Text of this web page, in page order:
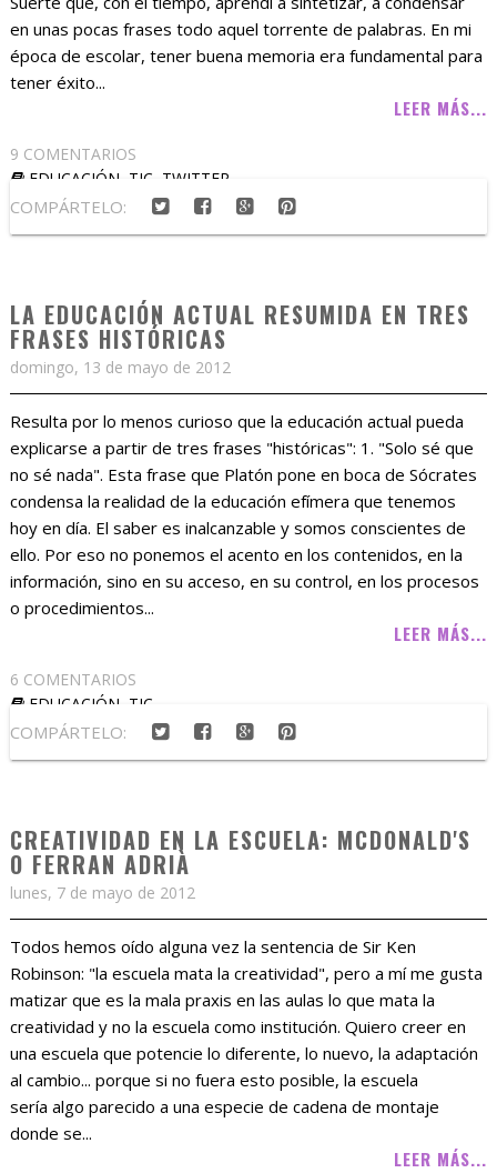
en unas pocas frases todo aquel torrente de palabras. En mi
época de escolar, tener buena memoria era fundamental para
tener éxito...
LEER MÁS...
9 COMENTARIOS
EDUCACIÓN TIC TWITTER
COMPÁRTELO:
LA EDUCACIÓN ACTUAL RESUMIDA EN TRES
FRASES HISTÓRICAS
domingo, 13 de mayo de 2012
Resulta por lo menos curioso que la educación actual pueda
explicarse a partir de tres frases "históricas": 1. "Solo sé que
no sé nada". Esta frase que Platón pone en boca de Sócrates
condensa la realidad de la educación efímera que tenemos
hoy en día. El saber es inalcanzable y somos conscientes de
ello. Por eso no ponemos el acento en los contenidos, en la
información, sino en su acceso, en su control, en los procesos
o procedimientos...
LEER MÁS...
6 COMENTARIOS
EDUCACIÓN TIC
COMPÁRTELO:
CREATIVIDAD EN LA ESCUELA: MCDONALD'S
O FERRAN ADRIÀ
lunes, 7 de mayo de 2012
Todos hemos oído alguna vez la sentencia de Sir Ken
Robinson: "la escuela mata la creatividad", pero a mí me gusta
matizar que es la mala praxis en las aulas lo que mata la
creatividad y no la escuela como institución. Quiero creer en
una escuela que potencie lo diferente, lo nuevo, la adaptación
al cambio... porque si no fuera esto posible, la escuela
sería algo parecido a una especie de cadena de montaje
donde se...
LEER MÁS...